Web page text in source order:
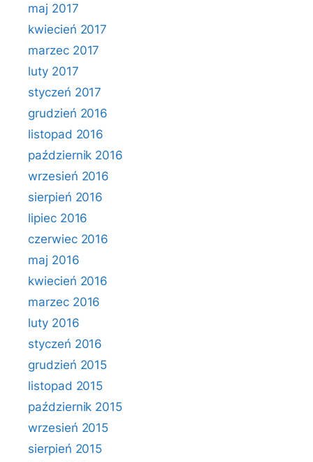
maj 2017
kwiecień 2017
marzec 2017
luty 2017
styczeń 2017
grudzień 2016
listopad 2016
październik 2016
wrzesień 2016
sierpień 2016
lipiec 2016
czerwiec 2016
maj 2016
kwiecień 2016
marzec 2016
luty 2016
styczeń 2016
grudzień 2015
listopad 2015
październik 2015
wrzesień 2015
sierpień 2015